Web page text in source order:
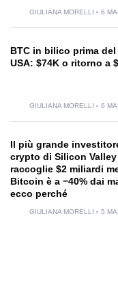
GIULIANA MORELLI 6
BTC in bilico prima del
USA: $74K o ritorno a
GIULIANA MORELLI 6
Il più grande
crypto di Silicon Valley
raccoglie $2 miliardi
Bitcoin è a −40% dai
ecco perché
GIULIANA MORELLI 5